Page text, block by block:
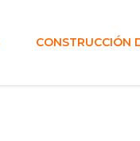
CONSTRUCCIÓN